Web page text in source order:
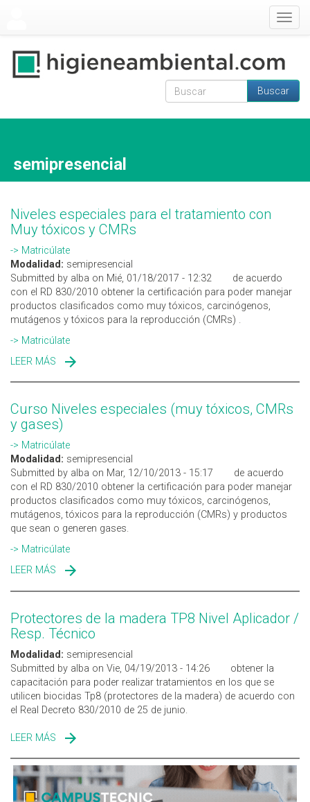
Formulario de
Buscar
semipresencial
Niveles especiales para el tratamiento con
Muy tóxicos y CMRs
-> Matricúlate
Modalidad: semipresencial
Submitted by alba on Mié, 01/18/2017 - 12:32
de acuerdo
con el RD 830/2010 obtener la certificación para poder manejar
productos clasificados como muy tóxicos, carcinógenos,
mutágenos y tóxicos para la reproducción (CMRs) .
-> Matricúlate
LEER MÁS SOBRE NIVELES ESPECIALES PARA EL TRATAMIENTO
Curso Niveles especiales (muy tóxicos, CMRs
y gases)
-> Matricúlate
Modalidad: semipresencial
Submitted by alba on Mar, 12/10/2013 - 15:17
de acuerdo
con el RD 830/2010 obtener la certificación para poder manejar
productos clasificados como muy tóxicos, carcinógenos,
mutágenos, tóxicos para la reproducción (CMRs) y productos
que sean o generen gases.
-> Matricúlate
LEER MÁS SOBRE CURSO NIVELES ESPECIALES (MUY TÓXICOS,
Protectores de la madera TP8 Nivel Aplicador /
Resp. Técnico
Modalidad: semipresencial
Submitted by alba on Vie, 04/19/2013 - 14:26
obtener la
capacitación para poder realizar tratamientos en los que se
utilicen biocidas Tp8 (protectores de la madera) de acuerdo con
el Real Decreto 830/2010 de 25 de junio.
LEER MÁS SOBRE PROTECTORES DE LA MADERA TP8 NIVEL